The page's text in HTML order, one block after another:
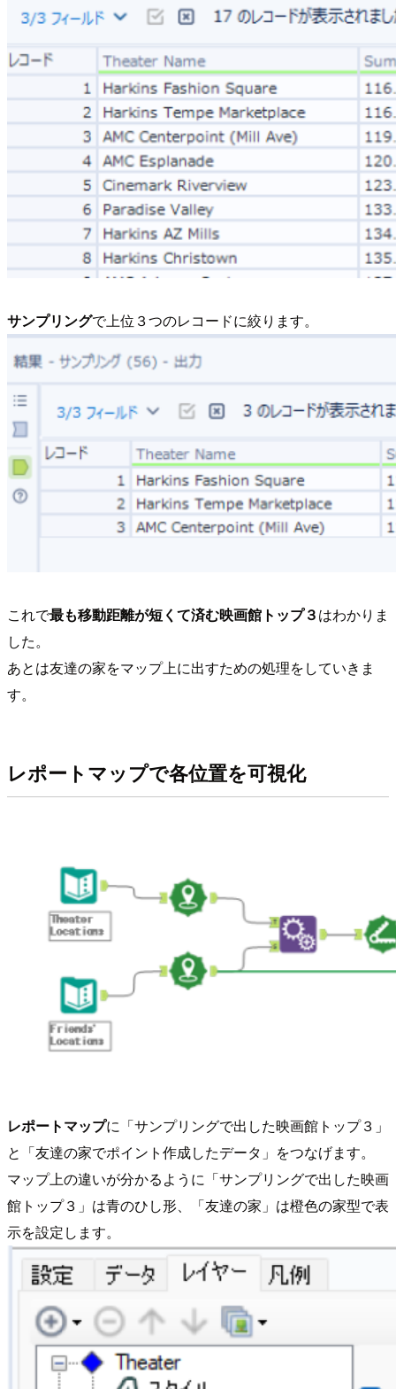
サンプリングで上位３つのレコードに絞ります。
これで最も移動距離が短くて済む映画館トップ３はわかりま
した。
あとは友達の家をマップ上に出すための処理をしていきま
す。
レポートマップで各位置を可視化
レポートマップに「サンプリングで出した映画館トップ３」
と「友達の家でポイント作成したデータ」をつなげます。
マップ上の違いが分かるように「サンプリングで出した映画
館トップ３」は青のひし形、「友達の家」は橙色の家型で表
示を設定します。